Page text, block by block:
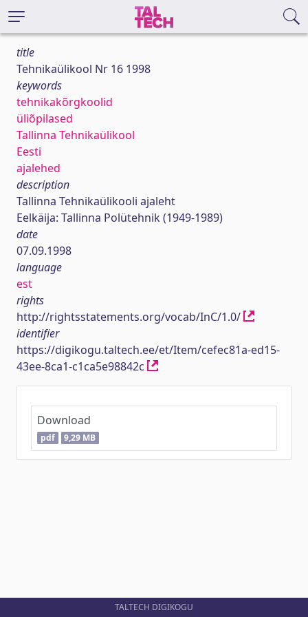
title
Tehnikaülikool Nr 16 1998
keywords
tehnikakõrgkoolid
üliõpilased
Tallinna Tehnikaülikool
Eesti
ajalehed
description
Tallinna Tehnikaülikooli ajaleht
Eelkäija: Tallinna Polütehnik (1949-1989)
date
07.09.1998
language
est
rights
http://rightsstatements.org/vocab/InC/1.0/
identifier
https://digikogu.taltech.ee/et/Item/cefec81a-ed15-
43ee-8ca1-c1ca5e98842c
Download
pdf 9,29 MB
TALTECH DIGIKOGU